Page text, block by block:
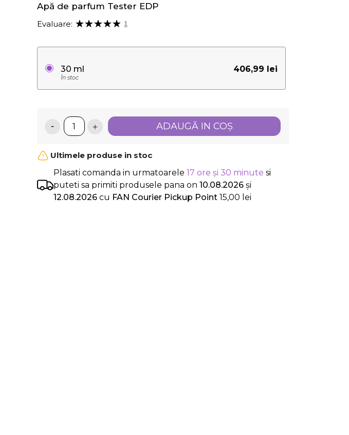
Apă de parfum Tester EDP
Evaluare: 1
406,99 lei
30 ml
În stoc
ADAUGĂ IN COŞ
Ultimele produse in stoc
Plasati comanda in urmatoarele 17 ore și 30 minute si
puteti sa primiti produsele pana on 10.08.2026 și
12.08.2026 cu FAN Courier Pickup Point 15,00 lei